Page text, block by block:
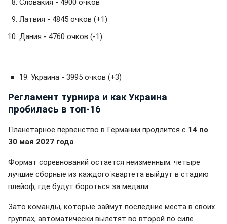
Латвия - 4845 очков (+1)
Дания - 4760 очков (-1)
19. Украина - 3995 очков (+3)
Регламент турнира и как Украина
пробилась в топ-16
Планетарное первенство в Германии продлится с 14 по
30 мая 2027 года
Формат соревнований остается неизменным: четыре
лучшие сборные из каждого квартета выйдут в стадию
плейоф, где будут бороться за медали.
Зато команды, которые займут последние места в своих
группах, автоматически вылетят во второй по силе